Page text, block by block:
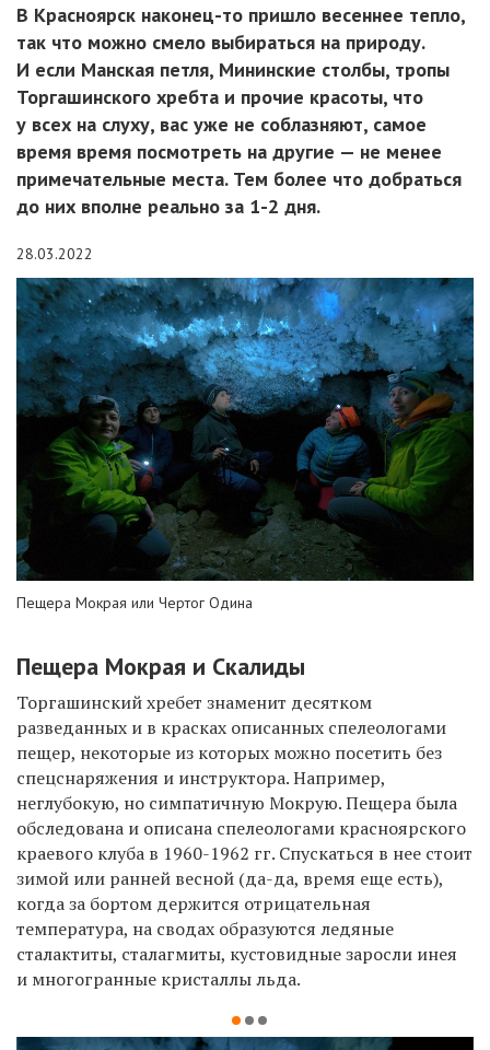
В Красноярск наконец-то пришло весеннее тепло,
так что можно смело выбираться на природу.
И если Манская петля, Мининские столбы, тропы
Торгашинского хребта и прочие красоты, что
у всех на слуху, вас уже не соблазняют, самое
время время посмотреть на другие — не менее
примечательные места. Тем более что добраться
до них вполне реально за 1-2 дня.
28.03.2022
Пещера Мокрая или Чертог Одина
Пещера Мокрая и Скалиды
Торгашинский хребет знаменит десятком
разведанных и в красках описанных спелеологами
пещер, некоторые из которых можно посетить без
спецснаряжения и инструктора. Например,
неглубокую, но симпатичную Мокрую. Пещера была
обследована и описана спелеологами красноярского
краевого клуба в 1960-1962 гг. Спускаться в нее стоит
зимой или ранней весной (да-да, время еще есть),
когда за бортом держится отрицательная
температура, на сводах образуются ледяные
сталактиты, сталагмиты, кустовидные заросли инея
и многогранные кристаллы льда.